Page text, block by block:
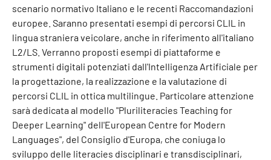
scenario normativo Italiano e le recenti Raccomandazioni
europee. Saranno presentati esempi di percorsi CLIL in
lingua straniera veicolare, anche in riferimento all'italiano
L2/LS. Verranno proposti esempi di piattaforme e
strumenti digitali potenziati dall'Intelligenza Artificiale per
la progettazione, la realizzazione e la valutazione di
percorsi CLIL in ottica multilingue. Particolare attenzione
sarà dedicata al modello "Pluriliteracies Teaching for
Deeper Learning" dell'European Centre for Modern
Languages", del Consiglio d'Europa, che coniuga lo
sviluppo delle literacies disciplinari e transdisciplinari,